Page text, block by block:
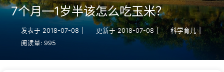
7个月—1岁半该怎么吃玉米？
发表于 2018-07-08 更新于 2018-07-08 | 科学育儿 |
阅读量: 995